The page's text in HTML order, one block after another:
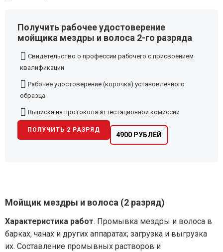
Получить рабочее удостоверение
мойщика мездры и волоса 2-го разряда
Свидетельство о профессии рабочего с присвоением
квалификации
Рабочее удостоверение (корочка) установленного
образца
Выписка из протокола аттестационной комиссии
4900 РУБЛЕЙ
ПОЛУЧИТЬ 2 РАЗРЯД
Мойщик мездры и волоса (2 разряд)
Характеристика работ. Промывка мездры и волоса в
барках, чанах и других аппаратах; загрузка и выгрузка
их. Составление промывных растворов и